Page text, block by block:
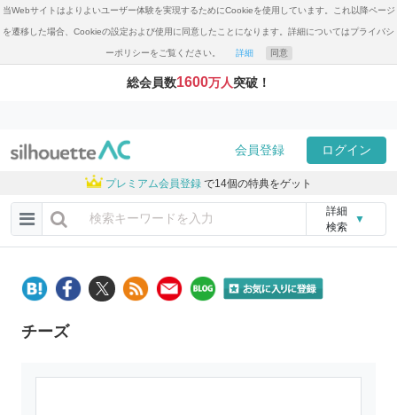
当Webサイトはよりよいユーザー体験を実現するためにCookieを使用しています。これ以降ページ
を遷移した場合、Cookieの設定および使用に同意したことになります。詳細についてはプライバシ
ーポリシーをご覧ください。 詳細 同意
総会員数1600万人突破！
会員登録 ログイン
プレミアム会員登録 で14個の特典をゲット
詳細
検索
▼
チーズ